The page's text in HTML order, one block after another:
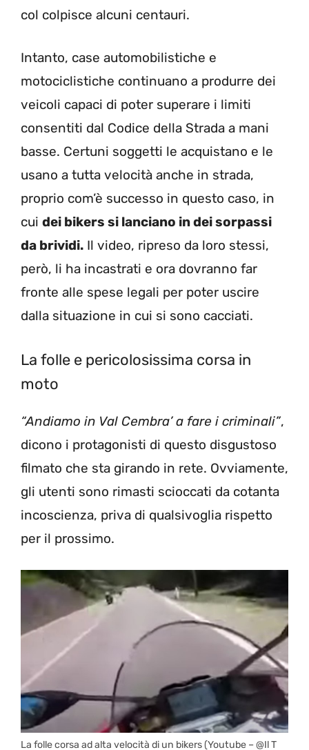
col colpisce alcuni centauri.
Intanto, case automobilistiche e
motociclistiche continuano a produrre dei
veicoli capaci di poter superare i limiti
consentiti dal Codice della Strada a mani
basse. Certuni soggetti le acquistano e le
usano a tutta velocità anche in strada,
proprio com’è successo in questo caso, in
cui dei bikers si lanciano in dei sorpassi
da brividi. Il video, ripreso da loro stessi,
però, li ha incastrati e ora dovranno far
fronte alle spese legali per poter uscire
dalla situazione in cui si sono cacciati.
La folle e pericolosissima corsa in
moto
“Andiamo in Val Cembra’ a fare i criminali”,
dicono i protagonisti di questo disgustoso
filmato che sta girando in rete. Ovviamente,
gli utenti sono rimasti scioccati da cotanta
incoscienza, priva di qualsivoglia rispetto
per il prossimo.
La folle corsa ad alta velocità di un bikers (Youtube – @Il T